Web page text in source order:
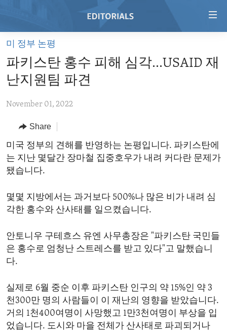
Skip
main
content
to
Navigation
Skip
Search
HOME
VIDEO
REGIONS
AFRICA
AMERICAS
ASIA
MIDDLE EAST
TOPICS
HUMAN RIGHTS
SECURITY AND DEFENSE
DEMOCRACY AND GOVERNANCE
ENVIRONMENT AND HEALTH
IDEALS AND INSTITUTIONS
ARCHIVE
ABOUT US
미 정부 논평
파키스탄 홍수 피해 심각...USAID 재
난지원팀 파견
November 01, 2022
Share
미국 정부의 견해를 반영하는 논평입니다. 파키스탄에
는 지난 몇달간 장마철 집중호우가 내려 커다란 문제가
됐습니다.
몇몇 지방에서는 과거보다 500%나 많은 비가 내려 심
각한 홍수와 산사태를 일으켰습니다.
안토니우 구테흐스 유엔 사무총장은 "파키스탄 국민들
은 홍수로 엄청난 스트레스를 받고 있다"고 말했습니
다.
실제로 6월 중순 이후 파키스탄 인구의 약 15%인 약 3
천300만 명의 사람들이 이 재난의 영향을 받았습니다.
거의 1천400여명이 사망했고 1만3천여명이 부상을 입
었습니다. 도시와 마을 전체가 산사태로 파괴되거나